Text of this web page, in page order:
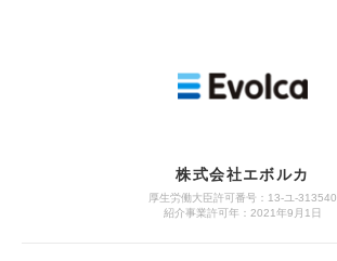
株式会社エボルカ
厚生労働大臣許可番号：13‐ユ‐313540
紹介事業許可年：2021年9月1日